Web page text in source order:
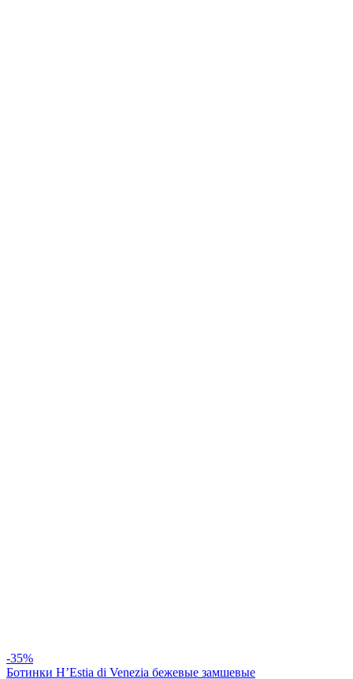
-35%
Ботинки H’Estia di Venezia бежевые замшевые